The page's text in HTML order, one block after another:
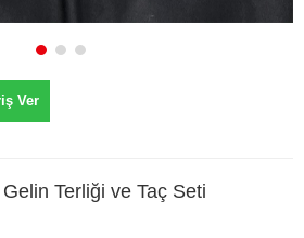
Ver
Terliği ve Taç Seti